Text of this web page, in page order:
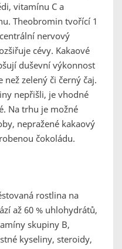
vitamínu C a
Theobromin tvořící 1
nervový
cévy. Kakaové
duševní výkonnost
zelený či černý čaj.
nepřišli, je vhodné
Na trhu je možné
nepražené kakaový
čokoládu.
rostlina na
až 60 % uhlohydrátů,
skupiny B,
kyseliny, steroidy,